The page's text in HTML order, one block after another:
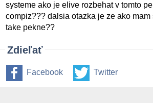
systeme ako je elive rozbehat v tomto
compiz??? dalsia otazka je ze ako
take pekne??
Zdieľať
Facebook Twitter